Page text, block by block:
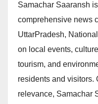
Samachar Saaransh
comprehensive news
UttarPradesh,
on local events,
tourism, and
residents and visitors.
relevance, Samachar